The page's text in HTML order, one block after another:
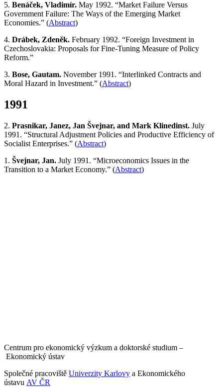
5. Benáček, Vladimír. May 1992. “Market Failure Versus
Government Failure: The Ways of the Emerging Market
Economies.” (Abstract)
4. Drábek, Zdeněk. February 1992. “Foreign Investment in
Czechoslovakia: Proposals for Fine-Tuning Measure of Policy
Reform.”
3. Bose, Gautam. November 1991. “Interlinked Contracts and
Moral Hazard in Investment.” (Abstract)
1991
2. Prasnikar, Janez, Jan Švejnar, and Mark Klinedinst. July
1991. “Structural Adjustment Policies and Productive Efficiency of
Socialist Enterprises.” (Abstract)
1. Švejnar, Jan. July 1991. “Microeconomics Issues in the
Transition to a Market Economy.” (Abstract)
Centrum pro ekonomický výzkum a doktorské studium –
Ekonomický ústav
Společné pracoviště Univerzity Karlovy a Ekonomického
ústavu AV ČR